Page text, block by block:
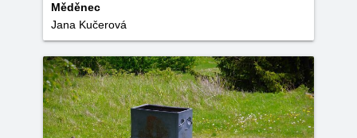
Měděnec
Jana Kučerová